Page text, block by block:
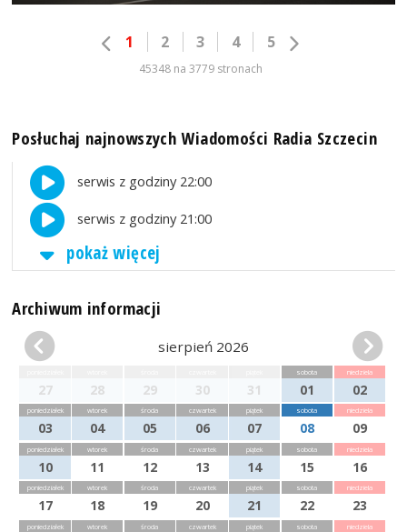
1 2 3 4 5
45348 na 3779 stronach
Posłuchaj najnowszych Wiadomości Radia Szczecin
serwis z godziny 22:00
serwis z godziny 21:00
pokaż więcej
Archiwum informacji
sierpień 2026
27 28 29 30 31
sobota
01
niedziela
02
poniedziałek
03
wtorek
04
środa
05
czwartek
06
piątek
07
sobota
08
niedziela
09
poniedziałek
10
wtorek
11
środa
12
czwartek
13
piątek
14
sobota
15
niedziela
16
poniedziałek
17
wtorek
18
środa
19
czwartek
20
piątek
21
sobota
22
niedziela
23
poniedziałek wtorek środa czwartek piątek sobota niedziela